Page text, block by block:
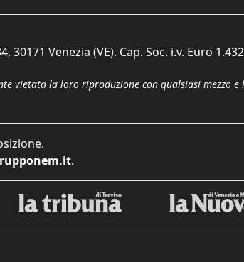
Venezia (VE). Cap. Soc. i.v. Euro
vietata la loro riproduzione con qualsiasi mezzo
.